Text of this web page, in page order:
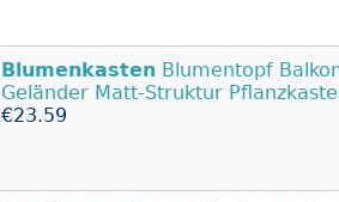
Blumenkasten Blumentopf
Geländer Matt-Struktur
€23.59